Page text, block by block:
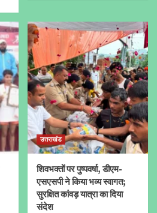
उत्तराखंड
शिवभक्तों पर पुष्पवर्षा, डीएम-
एसएसपी ने किया भव्य स्वागत;
सुरक्षित कांवड़ यात्रा का दिया
संदेश